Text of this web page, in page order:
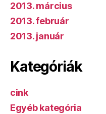
2013. március
2013. február
2013. január
Kategóriák
cink
Egyéb kategória